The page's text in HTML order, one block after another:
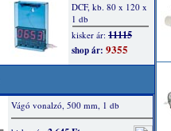
Vágó vonalzó, 500 mm, 1 db